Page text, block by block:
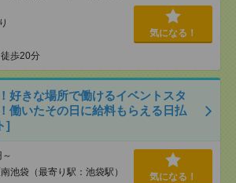
歩20分
気になる！
好きな場所で働けるイベントスタ
働いたその日に給料もらえる日払
]
池袋（最寄り駅：池袋駅） 気になる！